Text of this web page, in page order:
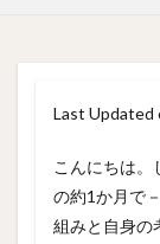
Last Updated
こんにちは
の約1か月で
組みと自身の